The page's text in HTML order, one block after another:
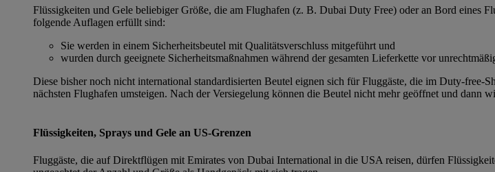
Flüssigkeiten und Gele beliebiger Größe, die am Flughafen (z. B. Dubai Duty Free) oder an Bord eines
folgende Auflagen erfüllt sind:
Sie werden in einem Sicherheitsbeutel mit Qualitätsverschluss mitgeführt und
wurden durch geeignete Sicherheitsmaßnahmen während der gesamten Lieferkette vor
Diese bisher noch nicht international standardisierten Beutel eignen sich für Fluggäste, die im Duty-free-
nächsten Flughafen umsteigen. Nach der Versiegelung können die Beutel nicht mehr geöffnet und dann
Flüssigkeiten, Sprays und Gele an US-Grenzen
Fluggäste, die auf Direktflügen mit Emirates von Dubai International in die USA reisen, dürfen